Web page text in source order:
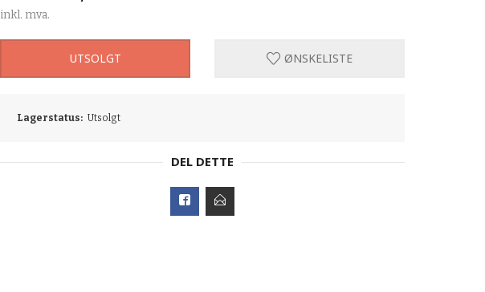
inkl. mva.
UTSOLGT ØNSKELISTE
Lagerstatus: Utsolgt
DEL DETTE